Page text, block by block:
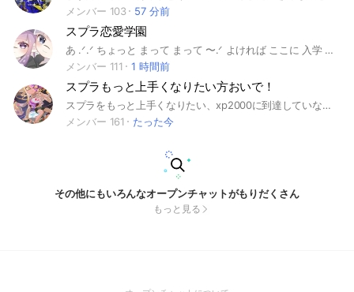
メンバー 103
57 分前
スプラ恋愛学園
あ ‪.ᐟ‪.ᐟ ちょっと まって まって 〜‪.ᐟ よければ ここに 入学 しない 、 .ᐣ‪.ᐟ 僕は この 学園の 生徒会長 ‪.ᐟ って この学園の 名前を 言わなきゃ ‪.ᐟ ここは すぷら恋愛学園なんだけど そのなかにも 名前があるんだよね ‪.ᐟ それはね ‪.ᐟ 星流学園だよ ‪.ᐟ いいでしょ ‪.ᐟ‪.ᐟ 次に 説明 するのは この 学園の 校則‪ ‪.ᐟ 順番に 言ってくね ‪.ᐟ もしこの 校則を 破ったら 一回目は 注意 ２回目は 退学（蹴る）です ‪.ᐟ 注意してね ‪.ᐟ でも 1回で 退学に なることも あるよ ‪.ᐟ 校則 ⤵︎ ︎ 【1回で退学】 荒らし 浮気 いじめ 【2回で退学】 即抜け 無言抜け スタンプ連投（3回まで） 実写アイコン 個人情報を晒す （年齢性別などはまる‪.ᐟ 顔や本名などはやめてね‪.ᐟ） あと なるべく 圧を かけるのとかも やめてほしい ‪.ᐟ それで 怖がっちゃう人も いるかも だし 、‪.ᐟ 校則は 以上 だよ ‪.ᐟ 他にも のーとには この校則 以外のものが 増えてるかもだから 必ずチェックしてね‪.ᐟ どんどん いかぷ とか 作ってこ 〜‪ .ᐟ クラス分け などは のーとに 書いてあるから それを みて 自分の くらすを のーとの 自己紹介 に 書いてね‪.ᐟ あ、 参加リクの ときに 必要な 回答は みっつ ‪.ᐟ 年齢 性別 お名前 だよ‪.ᐟ 人によっては 言いたくない ものも あるよね、‪.ᐟ そのときは 書かなくて まる だよ ‪.ᐟ これくらいかな ‪.ᐟ あとは なかで はなそ 〜‪.ᐟ まってるから ‪.ᐟ ※ こちら側 の 都合で リクエストの 承認が ものすごく おそいです 。 承知 お願いします 。 🏷𓈒𓏸︎︎︎︎ #スプラ #スプラ恋愛 #いかぷ #イカプ #スプラ学園 #スプラ恋愛学園 #カップル #彼氏 #彼女
メンバー 111
1 時間前
スプラもっと上手くなりたい方おいで！
スプラをもっと上手くなりたい、xp2000に到達していないあなた！このオプチャに入ってあなたも上位勢への第一歩を踏み出そう！週に１回大会を開きます！最高に仲がいい人たちがたくさんいます！雑談全然できます！ライトできなくても全然大丈夫！ #スプラ#スプラトゥーン#スプラトゥーン3#xp#xp2000#スプラトゥーン2#大会#スプラ大会#スプラトゥーン大会#大会#雑談#スプラ雑談#ライト#ライブトーク#スプラライト#スプラトゥーンライト#スプラライブトーク
メンバー 161
たった今
その他にもいろんなオープンチャットがもりだくさん
もっと見る